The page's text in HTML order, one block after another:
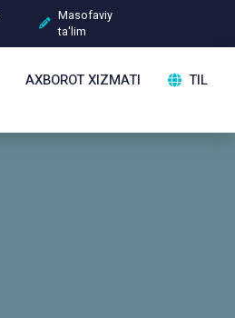
Masofaviy
ta'lim
AXBOROT XIZMATI TIL